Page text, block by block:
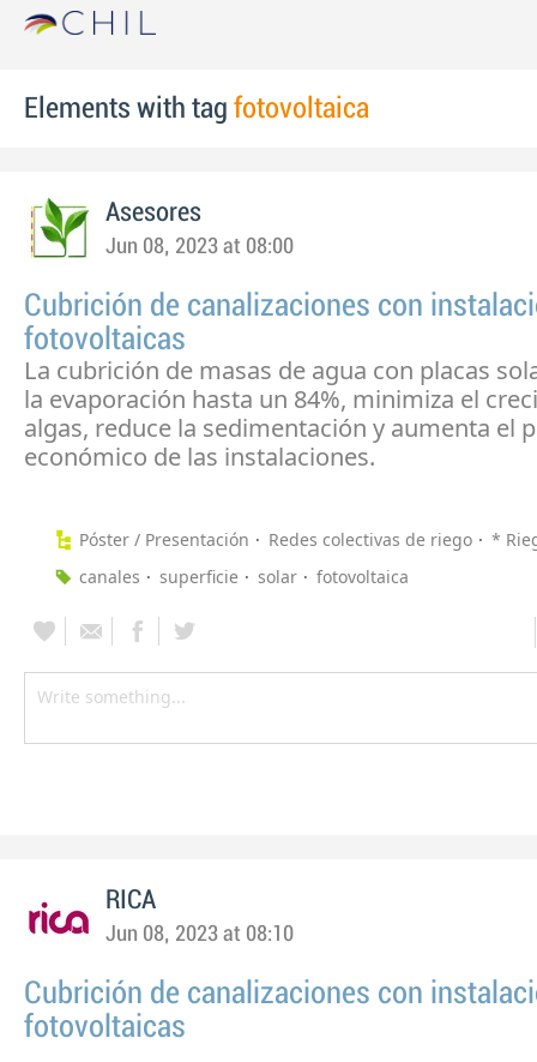
Elements with tag fotovoltaica
Asesores
Jun 08, 2023 at 08:00
Cubrición de canalizaciones con
fotovoltaicas
La cubrición de masas de agua con placas
la evaporación hasta un 84%, minimiza el
algas, reduce la sedimentación y aumenta el
económico de las instalaciones.
Póster / Presentación Redes colectivas de riego
*
canales
superficie solar fotovoltaica
RICA
Jun 08, 2023 at 08:10
Cubrición de canalizaciones con
fotovoltaicas